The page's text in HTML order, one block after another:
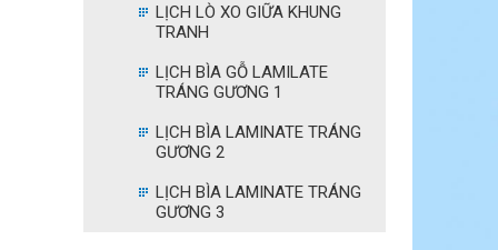
LỊCH LÒ XO GIỮA KHUNG
TRANH
LỊCH BÌA GỖ LAMILATE
TRÁNG GƯƠNG 1
LỊCH BÌA LAMINATE TRÁNG
GƯƠNG 2
LỊCH BÌA LAMINATE TRÁNG
GƯƠNG 3